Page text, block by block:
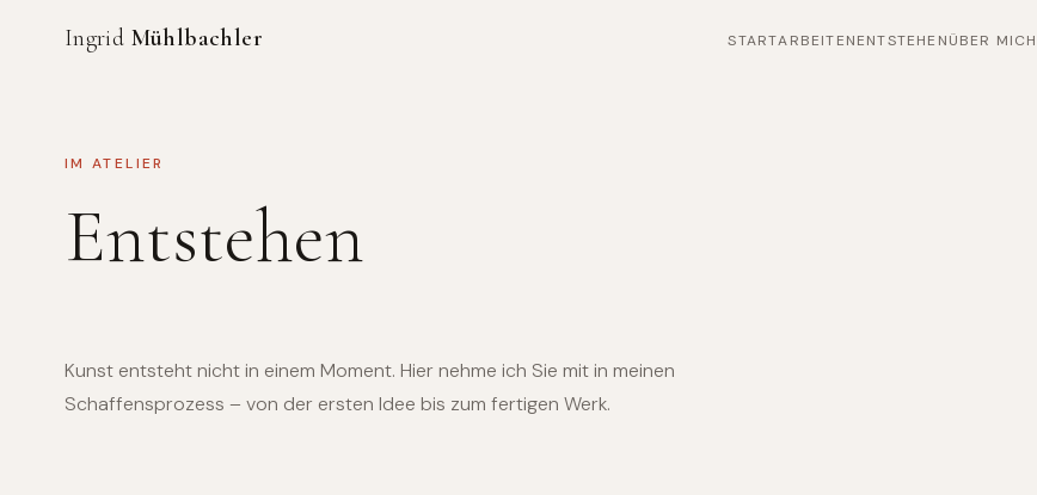
Ingrid Mühlbachler STARTARBEITENENTSTEHENÜBER MICH
IM ATELIER
Entstehen
Kunst entsteht nicht in einem Moment. Hier nehme ich Sie mit in meinen
Schaffensprozess – von der ersten Idee bis zum fertigen Werk.